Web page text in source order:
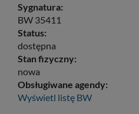
Sygnatura:
BW 35411
Status:
dostępna
Stan fizyczny:
nowa
Obsługiwane agendy:
Wyświetl listę BW